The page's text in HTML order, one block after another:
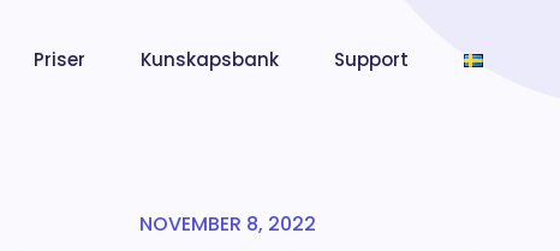
Priser Kunskapsbank Support
NOVEMBER 8, 2022